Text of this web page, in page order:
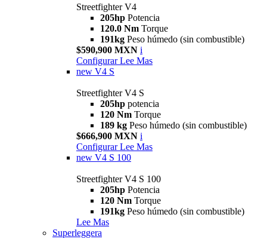
Streetfighter V4
205hp Potencia
120.0 Nm Torque
191kg Peso húmedo (sin combustible)
$590,900 MXN i
Configurar Lee Mas
new V4 S
Streetfighter V4 S
205hp potencia
120 Nm Torque
189 kg Peso húmedo (sin combustible)
$666,900 MXN i
Configurar Lee Mas
new V4 S 100
Streetfighter V4 S 100
205hp Potencia
120 Nm Torque
191kg Peso húmedo (sin combustible)
Lee Mas
Superleggera